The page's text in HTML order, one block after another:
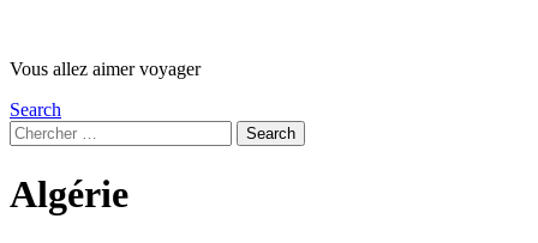
Vous allez aimer voyager
Search
Search
for:
Search
Algérie